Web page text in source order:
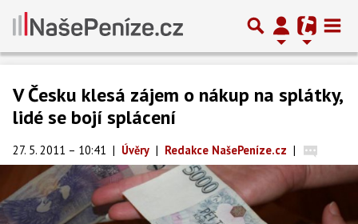
V Česku klesá zájem o nákup na splátky,
lidé se bojí splácení
27. 5. 2011 – 10:41 | Úvěry | Redakce NašePeníze.cz |